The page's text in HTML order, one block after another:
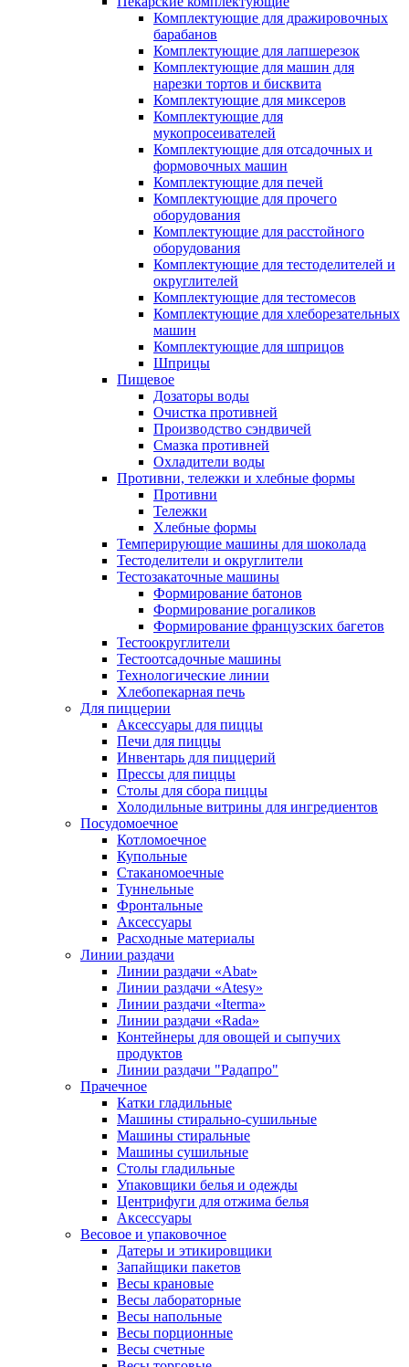
Комплектующие для дражировочных
барабанов
Комплектующие для лапшерезок
Комплектующие для машин для
нарезки тортов и бисквита
Комплектующие для миксеров
Комплектующие для
мукопросеивателей
Комплектующие для отсадочных и
формовочных машин
Комплектующие для печей
Комплектующие для прочего
оборудования
Комплектующие для расстойного
оборудования
Комплектующие для тестоделителей и
округлителей
Комплектующие для тестомесов
Комплектующие для хлеборезательных
машин
Комплектующие для шприцов
Шприцы
Пищевое
Дозаторы воды
Очистка противней
Производство сэндвичей
Смазка противней
Охладители воды
Противни, тележки и хлебные формы
Противни
Тележки
Хлебные формы
Темперирующие машины для шоколада
Тестоделители и округлители
Тестозакаточные машины
Формирование батонов
Формирование рогаликов
Формирование французских багетов
Тестоокруглители
Тестоотсадочные машины
Технологические линии
Хлебопекарная печь
Для пиццерии
Аксессуары для пиццы
Печи для пиццы
Инвентарь для пиццерий
Прессы для пиццы
Столы для сбора пиццы
Холодильные витрины для ингредиентов
Посудомоечное
Котломоечное
Купольные
Стаканомоечные
Туннельные
Фронтальные
Аксессуары
Расходные материалы
Линии раздачи
Линии раздачи «Abat»
Линии раздачи «Atesy»
Линии раздачи «Iterma»
Линии раздачи «Rada»
Контейнеры для овощей и сыпучих
продуктов
Линии раздачи "Радапро"
Прачечное
Катки гладильные
Машины стирально-сушильные
Машины стиральные
Машины сушильные
Столы гладильные
Упаковщики белья и одежды
Центрифуги для отжима белья
Аксессуары
Весовое и упаковочное
Датеры и этикировщики
Запайщики пакетов
Весы крановые
Весы лабораторные
Весы напольные
Весы порционные
Весы счетные